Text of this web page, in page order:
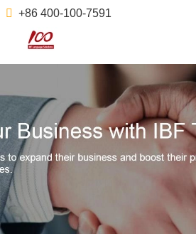
+86 400-100-7591